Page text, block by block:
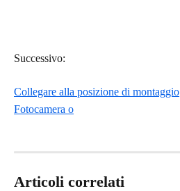
Successivo:
Collegare alla posizione di montaggio
Fotocamera o
Articoli correlati